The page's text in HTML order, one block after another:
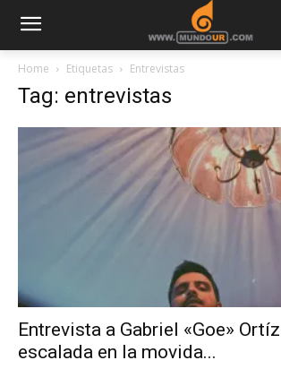
Home Etiquetas Entrevistas
Tag: entrevistas
Entrevista a Gabriel «Goe»
escalada en la movida...